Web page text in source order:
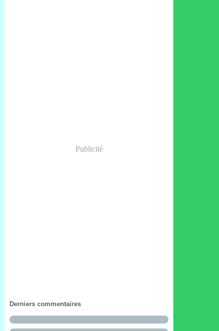
Publicité
Derniers commentaires